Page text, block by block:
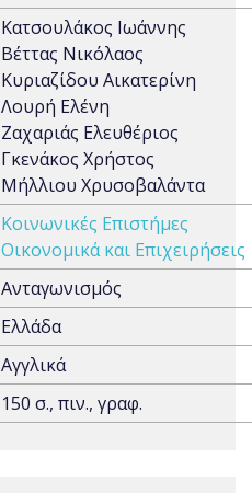
Κατσουλάκος Ιωάννης
Βέττας Νικόλαος
Κυριαζίδου Αικατερίνη
Λουρή Ελένη
Ζαχαριάς Ελευθέριος
Γκενάκος Χρήστος
Μήλλιου Χρυσοβαλάντα
Κοινωνικές Επιστήμες
Οικονομικά και Επιχειρήσεις
Ανταγωνισμός
Ελλάδα
Αγγλικά
150 σ., πιν., γραφ.